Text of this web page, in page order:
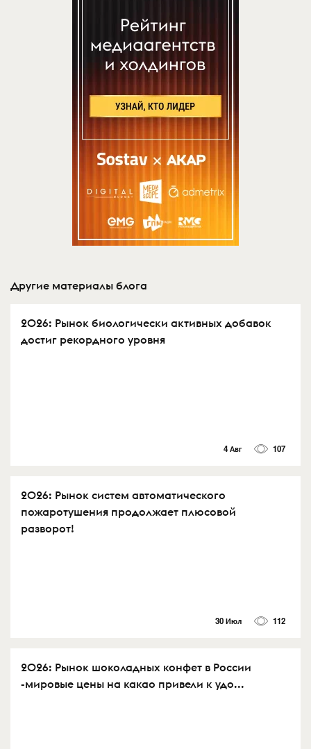
Другие материалы блога
2026: Рынок биологически активных добавок
достиг рекордного уровня
4 Авг 107
2026: Рынок систем автоматического
пожаротушения продолжает плюсовой
разворот!
30 Июл 112
2026: Рынок шоколадных конфет в России
-мировые цены на какао привели к удо...